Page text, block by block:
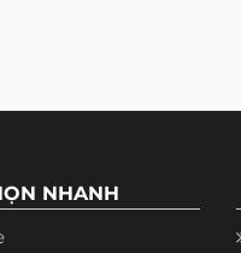
NHANH